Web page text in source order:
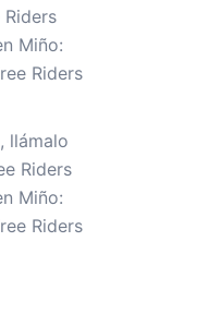
Miño:
Riders
llámalo
Riders
Miño:
Riders